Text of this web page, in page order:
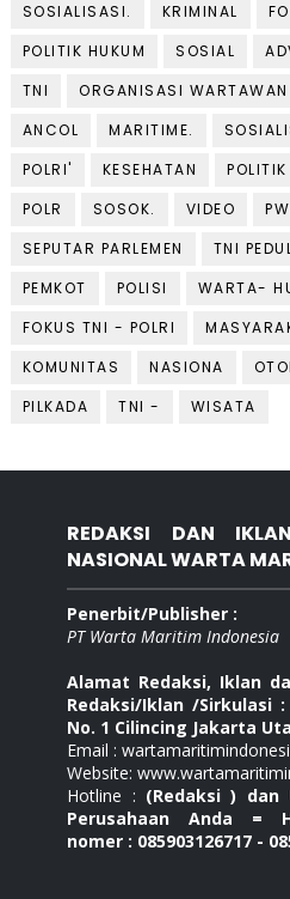
SOSIALISASI.
KRIMINAL
POLITIK HUKUM
SOSIAL
TNI
ORGANISASI WARTAWAN
ANCOL
MARITIME.
POLRI'
KESEHATAN POLITIK
POLR
SOSOK. VIDEO
SEPUTAR PARLEMEN
TNI
PEMKOT
POLISI
WARTA-
FOKUS TNI - POLRI
KOMUNITAS
NASIONA
PILKADA
TNI - WISATA
REDAKSI DAN
NASIONAL WARTA
Penerbit/Publisher :
PT Warta Maritim Indonesia
Alamat Redaksi, Iklan
Redaksi/Iklan /Sirkulasi
No. 1 Cilincing Jakarta
Email :
Website:
Hotline : (Redaksi ) dan
Perusahaan Anda =
nomer : 085903126717 -